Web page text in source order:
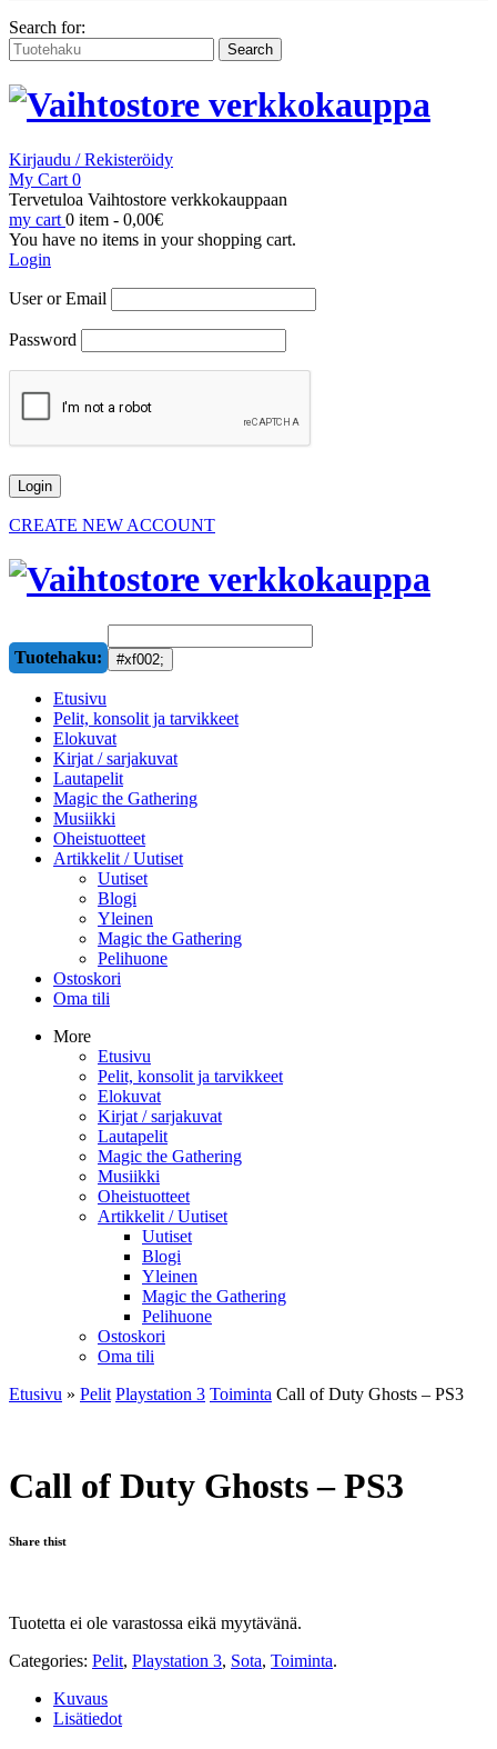
Search for:
Kirjaudu / Rekisteröidy
My Cart 0
Tervetuloa Vaihtostore verkkokauppaan
my cart 0 item - 0,00€
You have no items in your shopping cart.
Login
User or Email
Password
CREATE NEW ACCOUNT
Tuotehaku:
Etusivu
Pelit, konsolit ja tarvikkeet
Elokuvat
Kirjat / sarjakuvat
Lautapelit
Magic the Gathering
Musiikki
Oheistuotteet
Artikkelit / Uutiset
Uutiset
Blogi
Yleinen
Magic the Gathering
Pelihuone
Ostoskori
Oma tili
More
Etusivu
Pelit, konsolit ja tarvikkeet
Elokuvat
Kirjat / sarjakuvat
Lautapelit
Magic the Gathering
Musiikki
Oheistuotteet
Artikkelit / Uutiset
Uutiset
Blogi
Yleinen
Magic the Gathering
Pelihuone
Ostoskori
Oma tili
Etusivu » Pelit Playstation 3 Toiminta Call of Duty Ghosts – PS3
Call of Duty Ghosts – PS3
Share thist
Tuotetta ei ole varastossa eikä myytävänä.
Categories: Pelit, Playstation 3, Sota, Toiminta.
Kuvaus
Lisätiedot